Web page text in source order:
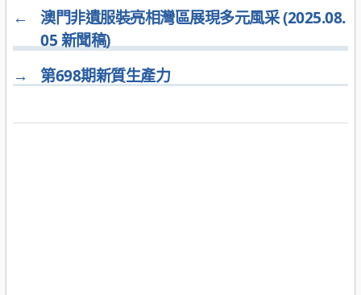
←
澳門非遺服裝亮相灣區展現多元風采 (2025.08.
05 新聞稿)
→
第698期新質生產力